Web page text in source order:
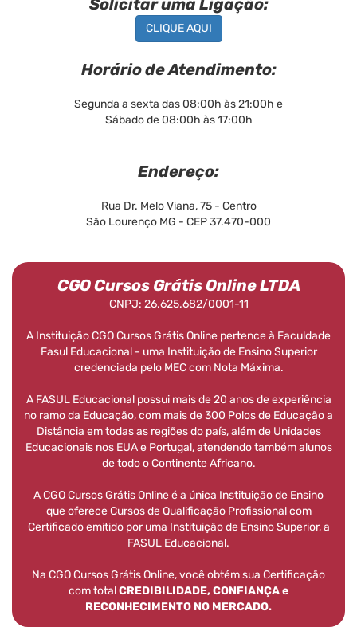
Solicitar uma Ligação:
CLIQUE AQUI
Horário de Atendimento:
Segunda a sexta das 08:00h às 21:00h e
Sábado de 08:00h às 17:00h
Endereço:
Rua Dr. Melo Viana, 75 - Centro
São Lourenço MG - CEP 37.470-000
CGO Cursos Grátis Online LTDA
CNPJ: 26.625.682/0001-11
A Instituição CGO Cursos Grátis Online pertence à Faculdade
Fasul Educacional - uma Instituição de Ensino Superior
credenciada pelo MEC com Nota Máxima.
A FASUL Educacional possui mais de 20 anos de experiência
no ramo da Educação, com mais de 300 Polos de Educação a
Distância em todas as regiões do país, além de Unidades
Educacionais nos EUA e Portugal, atendendo também alunos
de todo o Continente Africano.
A CGO Cursos Grátis Online é a única Instituição de Ensino
que oferece Cursos de Qualificação Profissional com
Certificado emitido por uma Instituição de Ensino Superior, a
FASUL Educacional.
Na CGO Cursos Grátis Online, você obtém sua Certificação
com totalCREDIBILIDADE, CONFIANÇA e
RECONHECIMENTO NO MERCADO.